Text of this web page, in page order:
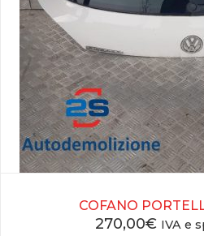
COFANO
270,00€ IVA e